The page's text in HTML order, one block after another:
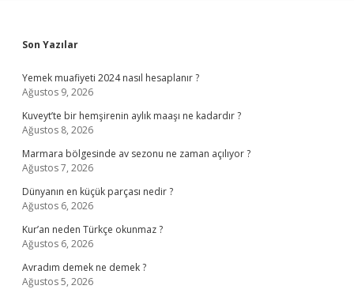
Sidebar
Son Yazılar
Yemek muafiyeti 2024 nasıl hesaplanır ?
Ağustos 9, 2026
Kuveyt’te bir hemşirenin aylık maaşı ne kadardır ?
Ağustos 8, 2026
Marmara bölgesinde av sezonu ne zaman açılıyor ?
Ağustos 7, 2026
Dünyanın en küçük parçası nedir ?
Ağustos 6, 2026
Kur’an neden Türkçe okunmaz ?
Ağustos 6, 2026
Avradım demek ne demek ?
Ağustos 5, 2026